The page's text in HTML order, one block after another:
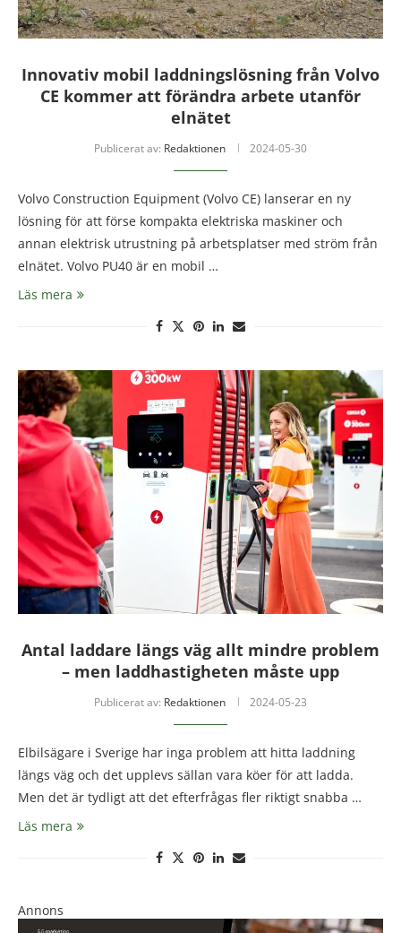
Innovativ mobil laddningslösning från Volvo
CE kommer att förändra arbete utanför
elnätet
Publicerat av: Redaktionen 2024-05-30
Volvo Construction Equipment (Volvo CE) lanserar en ny
lösning för att förse kompakta elektriska maskiner och
annan elektrisk utrustning på arbetsplatser med ström från
elnätet. Volvo PU40 är en mobil …
Läs mera
Antal laddare längs väg allt mindre problem
– men laddhastigheten måste upp
Publicerat av: Redaktionen 2024-05-23
Elbilsägare i Sverige har inga problem att hitta laddning
längs väg och det upplevs sällan vara köer för att ladda.
Men det är tydligt att det efterfrågas fler riktigt snabba …
Läs mera
Annons